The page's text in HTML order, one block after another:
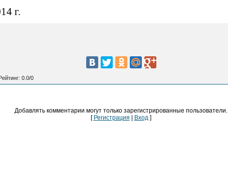
г.
: 0.0/0
Добавлять комментарии могут только зарегистрированные пользователи.
[ Регистрация Вход]